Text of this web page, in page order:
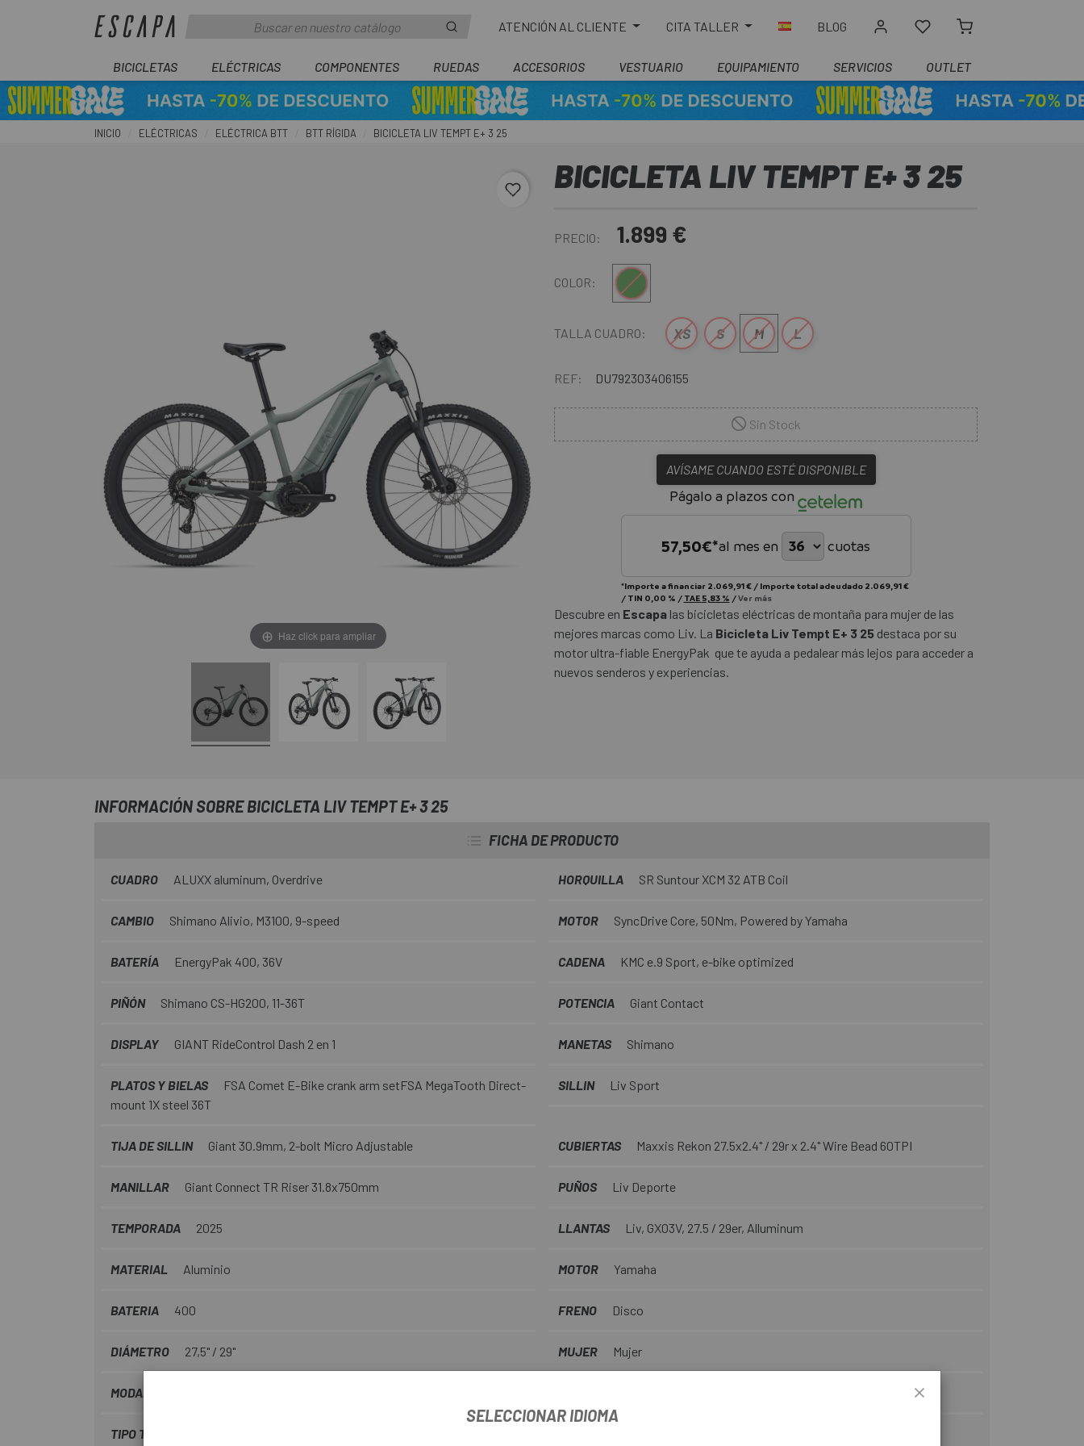
ATENCIÓN AL CLIENTE CITA TALLER BLOG
BICICLETAS ELÉCTRICAS COMPONENTES RUEDAS ACCESORIOS VESTUARIO EQUIPAMIENTO SERVICIOS OUTLET
INICIO ELÉCTRICAS ELÉCTRICA BTT BTT RÍGIDA BICICLETA LIV TEMPT E+ 3 25
favorite_border
Haz click para ampliar
BICICLETA LIV TEMPT E+ 3 25
PRECIO: 1.899 €
COLOR: Verde-Gris
TALLA CUADRO: XS S M L
REF: DU792303406155
Sin Stock
AVÍSAME CUANDO ESTÉ DISPONIBLE
Págalo a plazos con
57,50€*al mes en cuotas
*Importe a financiar 2.069,91 € / Importe total adeudado 2.069,91 €
/ TIN 0,00 % / TAE 5,83 % /Ver más
Descubre en Escapa las bicicletas eléctricas de montaña para mujer de las
mejores marcas como Liv. La Bicicleta Liv Tempt E+ 3 25 destaca por su
motor ultra-fiable EnergyPak que te ayuda a pedalear más lejos para acceder a
nuevos senderos y experiencias.
INFORMACIÓN SOBRE BICICLETA LIV TEMPT E+ 3 25
FICHA DE PRODUCTO
CUADRO ALUXX aluminum, Overdrive HORQUILLA SR Suntour XCM 32 ATB Coil
CAMBIO Shimano Alivio, M3100, 9-speed MOTOR SyncDrive Core, 50Nm, Powered by Yamaha
BATERÍA EnergyPak 400, 36V CADENA KMC e.9 Sport, e-bike optimized
PIÑÓN Shimano CS-HG200, 11-36T POTENCIA Giant Contact
DISPLAY GIANT RideControl Dash 2 en 1 MANETAS Shimano
PLATOS Y BIELAS
FSA Comet E-Bike crank arm setFSA MegaTooth Direct-
mount 1X steel 36T
SILLIN Liv Sport
TIJA DE SILLIN Giant 30.9mm, 2-bolt Micro Adjustable CUBIERTAS Maxxis Rekon 27.5x2.4" / 29r x 2.4" Wire Bead 60TPI
MANILLAR Giant Connect TR Riser 31.8x750mm PUÑOS Liv Deporte
TEMPORADA 2025 LLANTAS Liv, GX03V, 27.5 / 29er, Alluminum
MATERIAL Aluminio MOTOR Yamaha
BATERIA 400 FRENO Disco
DIÁMETRO 27,5" / 29" MUJER Mujer
MODALIDAD MONTAÑA
TIPO TRANSMISIÓN
SELECCIONAR IDIOMA